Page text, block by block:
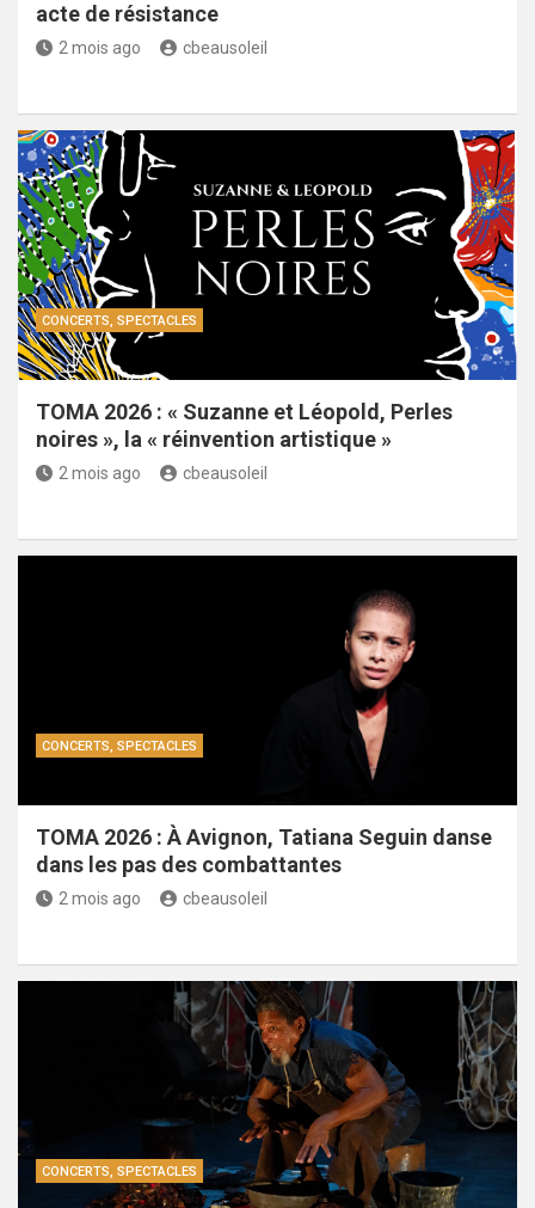
acte de résistance
2 mois ago cbeausoleil
CONCERTS, SPECTACLES
TOMA 2026 : « Suzanne et Léopold, Perles
noires », la « réinvention artistique »
2 mois ago cbeausoleil
CONCERTS, SPECTACLES
TOMA 2026 : À Avignon, Tatiana Seguin danse
dans les pas des combattantes
2 mois ago cbeausoleil
CONCERTS, SPECTACLES